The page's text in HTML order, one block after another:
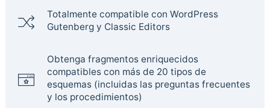
Totalmente compatible con WordPress
Gutenberg y Classic Editors
Obtenga fragmentos enriquecidos
compatibles con más de 20 tipos de
esquemas (incluidas las preguntas frecuentes
y los procedimientos)